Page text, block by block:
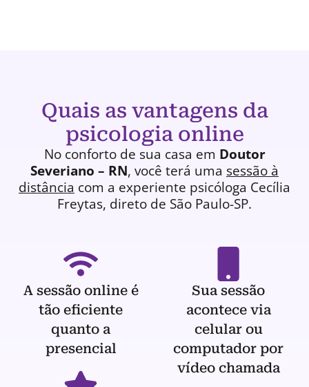
Quais as vantagens da
psicologia online
No conforto de sua casa em Doutor
Severiano – RN, você terá uma sessão à
distância com a experiente psicóloga Cecília
Freytas, direto de São Paulo-SP.
A sessão online é
tão eficiente
quanto a
presencial
Sua sessão
acontece via
celular ou
computador por
vídeo chamada